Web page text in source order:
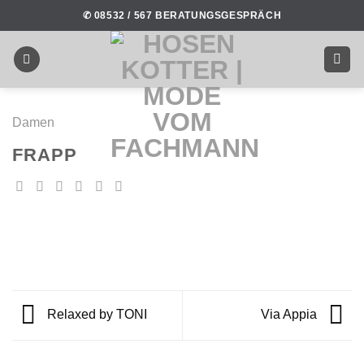
to
content
✆ 08532 / 567 BERATUNGSGESPRÄCH
Damen
FRAPP
Relaxed by TONI Via Appia